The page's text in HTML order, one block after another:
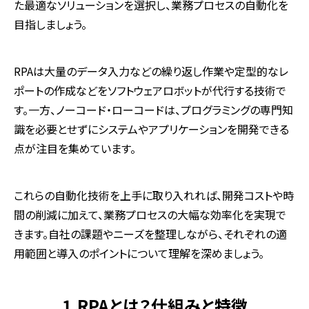
た最適なソリューションを選択し、業務プロセスの自動化を
目指しましょう。
RPAは大量のデータ入力などの繰り返し作業や定型的なレ
ポートの作成などをソフトウェアロボットが代行する技術で
す。一方、ノーコード・ローコードは、プログラミングの専門知
識を必要とせずにシステムやアプリケーションを開発できる
点が注目を集めています。
これらの自動化技術を上手に取り入れれば、開発コストや時
間の削減に加えて、業務プロセスの大幅な効率化を実現で
きます。自社の課題やニーズを整理しながら、それぞれの適
用範囲と導入のポイントについて理解を深めましょう。